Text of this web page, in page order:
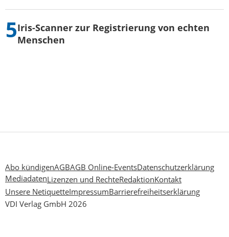
Iris-Scanner zur Registrierung von echten
Menschen
Abo kündigenAGBAGB Online-EventsDatenschutzerklärung
MediadatenLizenzen und RechteRedaktionKontakt
Unsere NetiquetteImpressumBarrierefreiheitserklärung
VDI Verlag GmbH 2026